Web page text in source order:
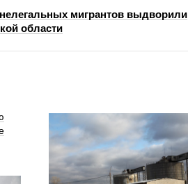
мигрантов выдворили
области